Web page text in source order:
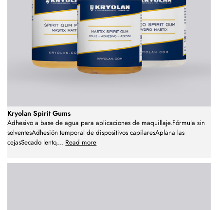
Kryolan Spirit Gums
Adhesivo a base de agua para aplicaciones de maquillaje.Fórmula sin
solventesAdhesión temporal de dispositivos capilaresAplana las
cejasSecado lento,... Read more